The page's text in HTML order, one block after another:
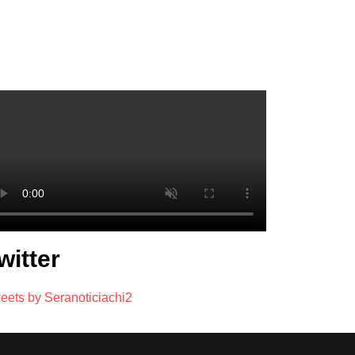
by Seranoticiachi2